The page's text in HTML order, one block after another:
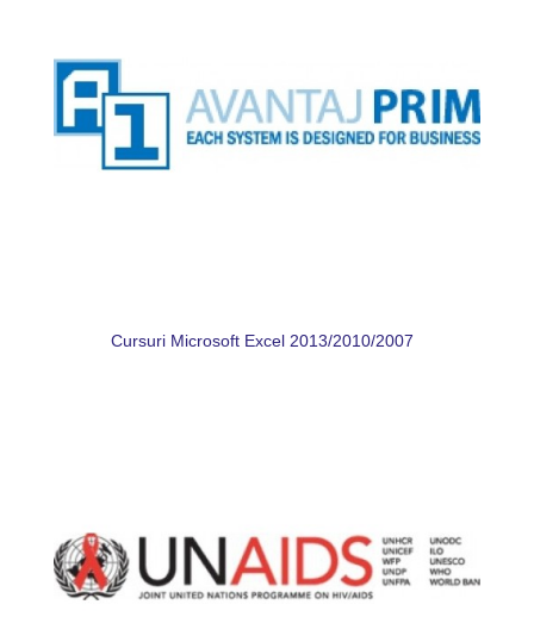
Cursuri Microsoft Excel 2013/2010/2007